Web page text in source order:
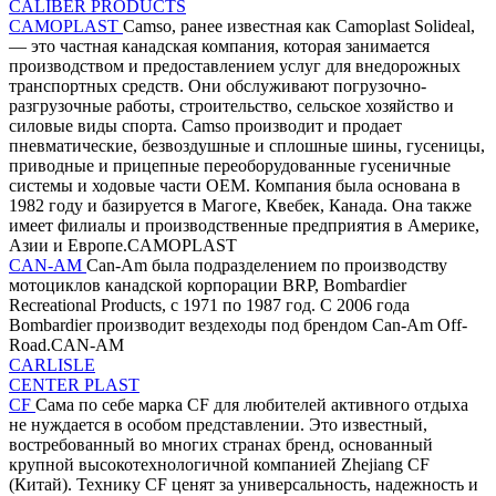
CALIBER PRODUCTS
CAMOPLAST Camso, ранее известная как Camoplast Solideal,
— это частная канадская компания, которая занимается
производством и предоставлением услуг для внедорожных
транспортных средств. Они обслуживают погрузочно-
разгрузочные работы, строительство, сельское хозяйство и
силовые виды спорта. Camso производит и продает
пневматические, безвоздушные и сплошные шины, гусеницы,
приводные и прицепные переоборудованные гусеничные
системы и ходовые части OEM. Компания была основана в
1982 году и базируется в Магоге, Квебек, Канада. Она также
имеет филиалы и производственные предприятия в Америке,
Азии и Европе.CAMOPLAST
CAN-AM Can-Am была подразделением по производству
мотоциклов канадской корпорации BRP, Bombardier
Recreational Products, с 1971 по 1987 год. С 2006 года
Bombardier производит вездеходы под брендом Can-Am Off-
Road.CAN-AM
CARLISLE
CENTER PLAST
CF Сама по себе марка CF для любителей активного отдыха
не нуждается в особом представлении. Это известный,
востребованный во многих странах бренд, основанный
крупной высокотехнологичной компанией Zhejiang CF
(Китай). Технику CF ценят за универсальность, надежность и